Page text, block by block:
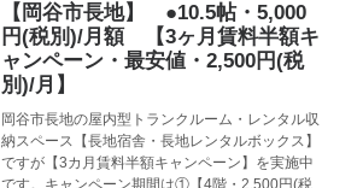
【岡谷市長地】 ●10.5帖・5,000
円(税別)/月額 【3ヶ月賃料半額キ
ャンペーン・最安値・2,500円(税
別)/月】
岡谷市長地の屋内型トランクルーム・レンタル収
納スペース【長地宿舎・長地レンタルボックス】
ですが【3カ月賃料半額キャンペーン】を実施中
です。キャンペーン期間は①【4階・2,500円(税